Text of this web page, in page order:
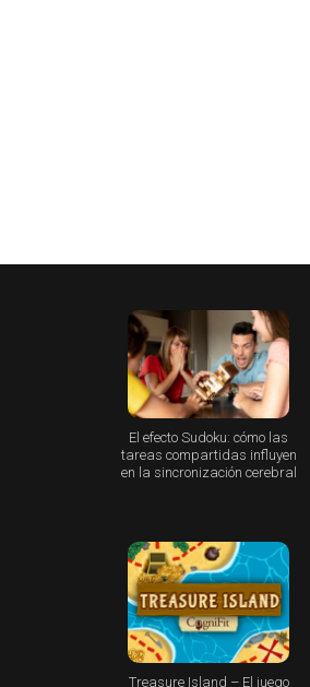
El efecto Sudoku: cómo las
tareas compartidas influyen
en la sincronización cerebral
Treasure Island – El juego